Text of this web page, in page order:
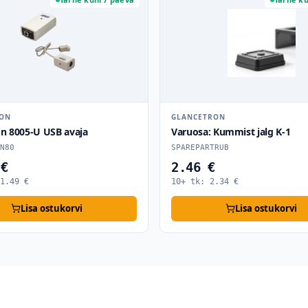
8005-U USB avaja
€
Lisa ostukorvi
GLANCETRON
Varuosa: Kummist jalg K-1
SPAREPARTRUB
2.46 €
10+ tk: 2.34 €
Lisa ostukorvi